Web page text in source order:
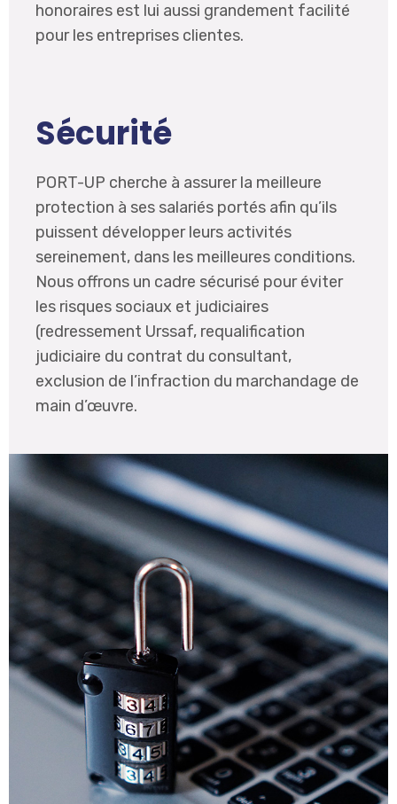
honoraires est lui aussi grandement facilité
pour les entreprises clientes.
Sécurité
PORT-UP cherche à assurer la meilleure
protection à ses salariés portés afin qu’ils
puissent développer leurs activités
sereinement, dans les meilleures conditions.
Nous offrons un cadre sécurisé pour éviter
les risques sociaux et judiciaires
(redressement Urssaf, requalification
judiciaire du contrat du consultant,
exclusion de l’infraction du marchandage de
main d’œuvre.